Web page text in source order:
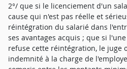
2°/ que si le licenciement d'un
cause qui n'est pas réelle et
réintégration du salarié dans
ses avantages acquis ; que si
refuse cette réintégration, le juge
indemnité à la charge de